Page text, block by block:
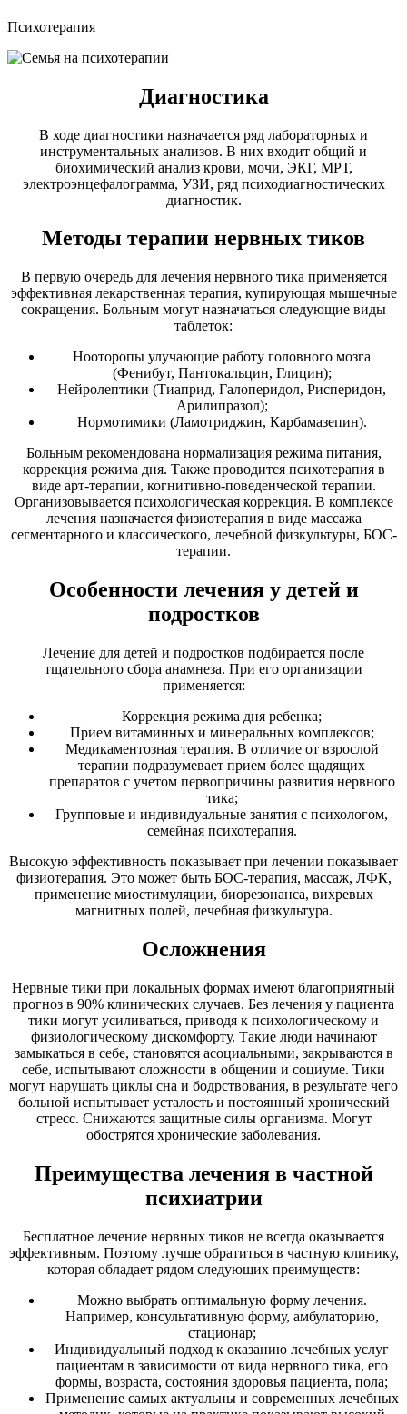
Психотерапия
Диагностика
В ходе диагностики назначается ряд лабораторных и
инструментальных анализов. В них входит общий и
биохимический анализ крови, мочи, ЭКГ, МРТ,
электроэнцефалограмма, УЗИ, ряд психодиагностических
диагностик.
Методы терапии нервных тиков
В первую очередь для лечения нервного тика применяется
эффективная лекарственная терапия, купирующая мышечные
сокращения. Больным могут назначаться следующие виды
таблеток:
Нооторопы улучающие работу головного мозга
(Фенибут, Пантокальцин, Глицин);
Нейролептики (Тиаприд, Галоперидол, Рисперидон,
Арилипразол);
Нормотимики (Ламотриджин, Карбамазепин).
Больным рекомендована нормализация режима питания,
коррекция режима дня. Также проводится психотерапия в
виде арт-терапии, когнитивно-поведенческой терапии.
Организовывается психологическая коррекция. В комплексе
лечения назначается физиотерапия в виде массажа
сегментарного и классического, лечебной физкультуры, БОС-
терапии.
Особенности лечения у детей и
подростков
Лечение для детей и подростков подбирается после
тщательного сбора анамнеза. При его организации
применяется:
Коррекция режима дня ребенка;
Прием витаминных и минеральных комплексов;
Медикаментозная терапия. В отличие от взрослой
терапии подразумевает прием более щадящих
препаратов с учетом первопричины развития нервного
тика;
Групповые и индивидуальные занятия с психологом,
семейная психотерапия.
Высокую эффективность показывает при лечении показывает
физиотерапия. Это может быть БОС-терапия, массаж, ЛФК,
применение миостимуляции, биорезонанса, вихревых
магнитных полей, лечебная физкультура.
Осложнения
Нервные тики при локальных формах имеют благоприятный
прогноз в 90% клинических случаев. Без лечения у пациента
тики могут усиливаться, приводя к психологическому и
физиологическому дискомфорту. Такие люди начинают
замыкаться в себе, становятся асоциальными, закрываются в
себе, испытывают сложности в общении и социуме. Тики
могут нарушать циклы сна и бодрствования, в результате чего
больной испытывает усталость и постоянный хронический
стресс. Снижаются защитные силы организма. Могут
обострятся хронические заболевания.
Преимущества лечения в частной
психиатрии
Бесплатное лечение нервных тиков не всегда оказывается
эффективным. Поэтому лучше обратиться в частную клинику,
которая обладает рядом следующих преимуществ:
Можно выбрать оптимальную форму лечения.
Например, консультативную форму, амбулаторию,
стационар;
Индивидуальный подход к оказанию лечебных услуг
пациентам в зависимости от вида нервного тика, его
формы, возраста, состояния здоровья пациента, пола;
Применение самых актуальны и современных лечебных